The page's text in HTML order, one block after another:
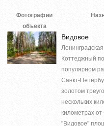
Фотографии
объекта
Видовое
Коттеджный
популярном
Санкт-
золотом
нескольких
километрах от
"Видовое"